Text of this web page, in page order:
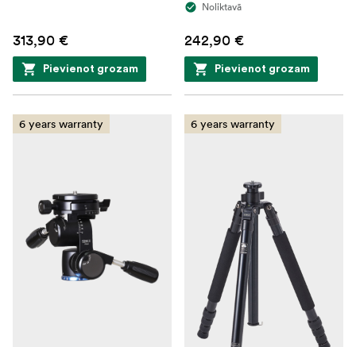
313,90 €
Pievienot grozam
Noliktavā
242,90 €
Pievienot grozam
6 years warranty 6 years warranty